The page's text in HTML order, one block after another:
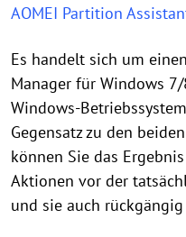
AOMEI Partition
Es handelt sich um
Manager für Windows
Windows-
Gegensatz zu den
können Sie das
Aktionen vor der
und sie auch